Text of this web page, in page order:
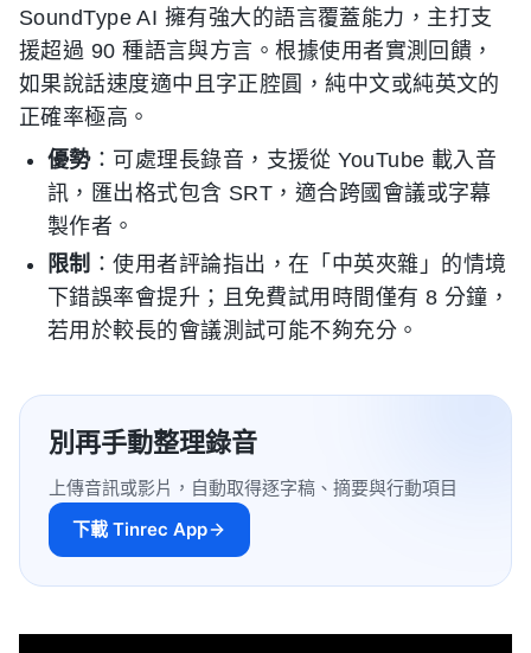
SoundType AI 擁有強大的語言覆蓋能力，主打支
援超過 90 種語言與方言。根據使用者實測回饋，
如果說話速度適中且字正腔圓，純中文或純英文的
正確率極高。
優勢：可處理長錄音，支援從 YouTube 載入音
訊，匯出格式包含 SRT，適合跨國會議或字幕
製作者。
限制 ：使用者評論指出，在「中英夾雜」的情境
下錯誤率會提升；且免費試用時間僅有 8 分鐘，
若用於較長的會議測試可能不夠充分。
別再手動整理錄音
上傳音訊或影片，自動取得逐字稿、摘要與行動項目
下載 Tinrec App